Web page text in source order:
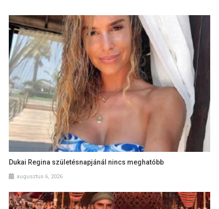
Dukai Regina születésnapjánál nincs meghatóbb
augusztus 6, 2026